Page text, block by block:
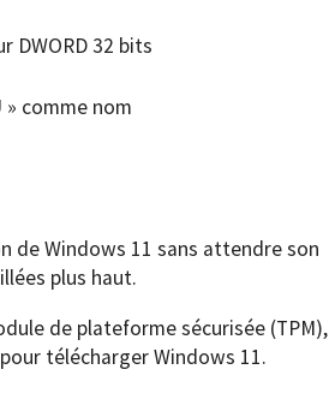
DWORD 32 bits
comme nom
de Windows 11 sans attendre son
plus haut.
de plateforme sécurisée (TPM),
télécharger Windows 11.